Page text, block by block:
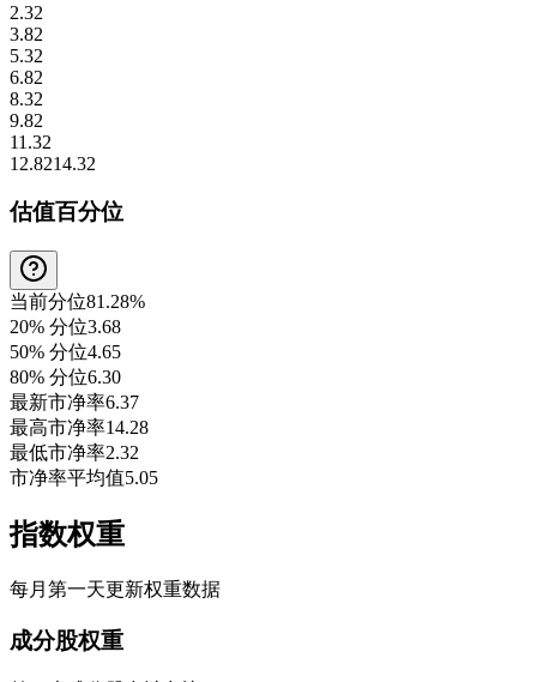
2.32
3.82
5.32
6.82
8.32
9.82
11.32
12.8214.32
估值百分位
当前分位81.28%
20% 分位3.68
50% 分位4.65
80% 分位6.30
最新市净率6.37
最高市净率14.28
最低市净率2.32
市净率平均值5.05
指数权重
每月第一天更新权重数据
成分股权重